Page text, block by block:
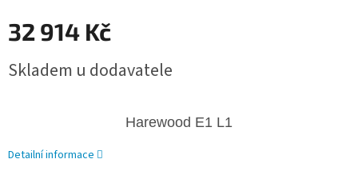
32 914 Kč
cena:
Skladem u dodavatele
Harewood E1 L1
Detailní informace